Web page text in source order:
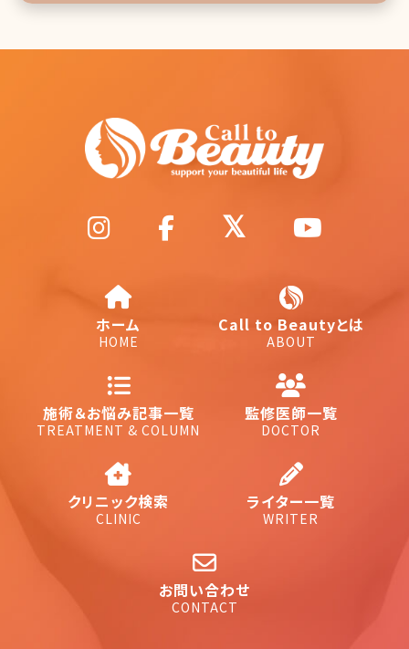
ホーム
HOME
Call to Beautyとは
ABOUT
施術＆お悩み記事一覧
TREATMENT & COLUMN
監修医師一覧
DOCTOR
クリニック検索
CLINIC
ライター一覧
WRITER
お問い合わせ
CONTACT